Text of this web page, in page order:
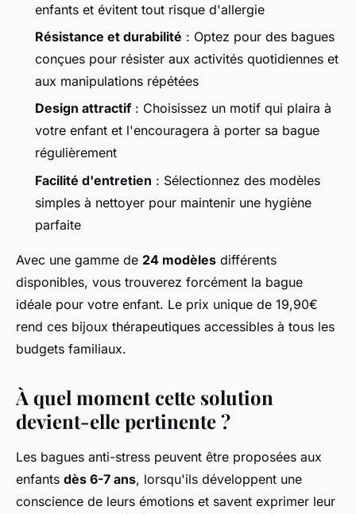
enfants et évitent tout risque d'allergie
Résistance et durabilité : Optez pour des bagues
conçues pour résister aux activités quotidiennes et
aux manipulations répétées
Design attractif: Choisissez un motif qui plaira à
votre enfant et l'encouragera à porter sa bague
régulièrement
Facilité d'entretien : Sélectionnez des modèles
simples à nettoyer pour maintenir une hygiène
parfaite
Avec une gamme de 24 modèles différents
disponibles, vous trouverez forcément la bague
idéale pour votre enfant. Le prix unique de 19,90€
rend ces bijoux thérapeutiques accessibles à tous les
budgets familiaux.
À quel moment cette solution
devient-elle pertinente ?
Les bagues anti-stress peuvent être proposées aux
enfants dès 6-7 ans, lorsqu'ils développent une
conscience de leurs émotions et savent exprimer leur